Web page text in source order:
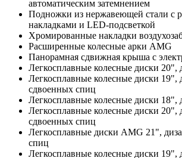
автоматическим затемнением
Подножки из нержавеющей стали с
накладками и LED-подсветкой
Хромированные накладки
Расширенные колесные арки AMG
Панорамная сдвижная крыша с
Легкосплавные колесные диски 20",
Легкосплавные колесные диски 19",
сдвоенных спиц
Легкосплавные колесные диски 18",
Легкосплавные колесные диски 20",
сдвоенных спиц
Легкосплавные диски AMG 21",
спиц
Легкосплавные колесные диски 19",